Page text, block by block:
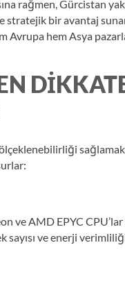
rağmen, Gürcistan
stratejik bir avantaj
Avrupa hem Asya
ve AMD EPYC
ve enerji